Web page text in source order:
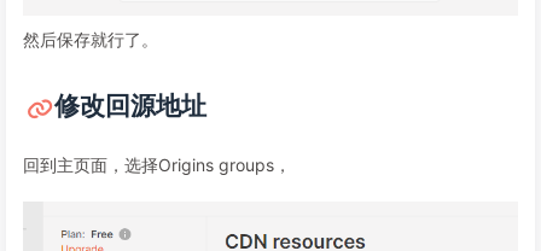
然后保存就行了。
修改回源地址
回到主页面，选择Origins groups，